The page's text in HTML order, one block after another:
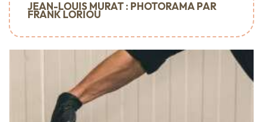
JEAN-LOUIS MURAT : PHOTORAMA PAR
FRANK LORIOU